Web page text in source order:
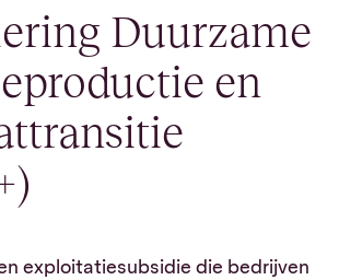
Duurzame
en
exploitatiesubsidie die bedrijven